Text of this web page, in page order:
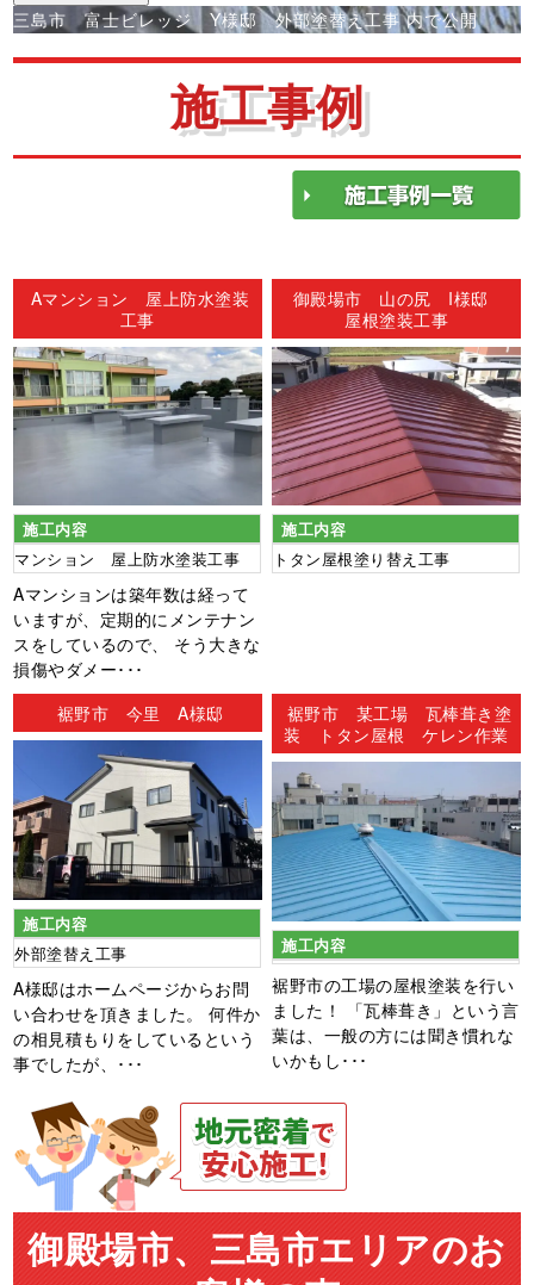
投
稿
ゲ
ン
三島市 富士ビレッジ Y様邸 外部塗替え工事 内で公開
施工事例
Aマンション 屋上防水塗装
工事
施工内容
マンション 屋上防水塗装工事
Aマンションは築年数は経って
いますが、定期的にメンテナン
スをしているので、 そう大きな
損傷やダメー･･･
御殿場市 山の尻 I様邸
屋根塗装工事
施工内容
トタン屋根塗り替え工事
裾野市 今里 A様邸
施工内容
外部塗替え工事
A様邸はホームページからお問
い合わせを頂きました。 何件か
の相見積もりをしているという
事でしたが、･･･
裾野市 某工場 瓦棒葺き塗
装 トタン屋根 ケレン作業
施工内容
裾野市の工場の屋根塗装を行い
ました！ 「瓦棒葺き」という言
葉は、一般の方には聞き慣れな
いかもし･･･
御殿場市、三島市エリアのお